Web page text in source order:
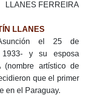
LLANES FERREIRA
LLANES
el 25 de
1933- y su esposa
(nombre artístico de
que el primer
en el Paraguay.